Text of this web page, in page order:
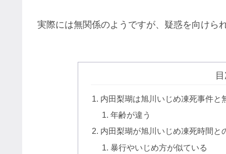
実際には無関係のようですが、疑惑を向けら
内田梨瑚は旭川いじめ凍死事件と
年齢が違う
内田梨瑚が旭川いじめ凍死時間と
暴行やいじめ方が似ている